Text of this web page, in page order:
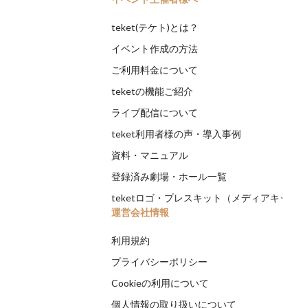
teket(テケト)とは？
イベント作成の方法
ご利用料金について
teketの機能ご紹介
ライブ配信について
teket利用者様の声・導入事例
資料・マニュアル
登録済み劇場・ホール一覧
teketロゴ・プレスキット（メディアキ
運営会社情報
利用規約
プライバシーポリシー
Cookieの利用について
個人情報の取り扱いについて